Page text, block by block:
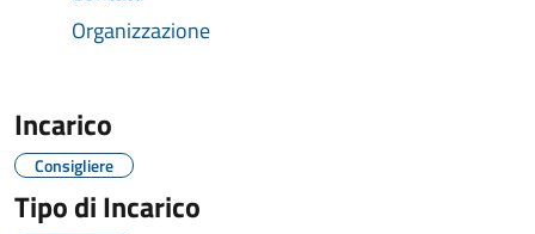
Organizzazione
Incarico
Consigliere
Tipo di Incarico